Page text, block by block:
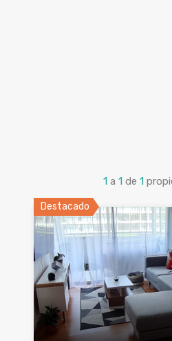
1 a 1 de 1
Destacado